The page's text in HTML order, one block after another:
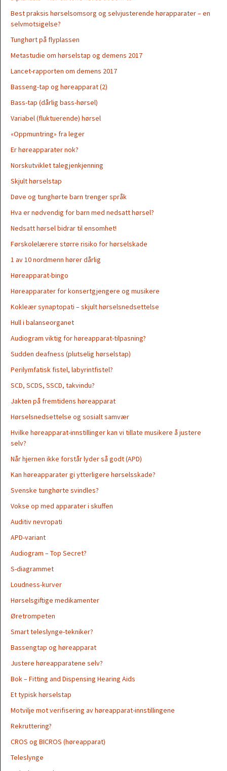
Best praksis hørselsomsorg og selvjusterende hørapparater – en
selvmotsigelse?
Tunghørt på flyplassen
Metastudie om hørselstap og demens 2017
Lancet-rapporten om demens 2017
Basseng-tap og høreapparat (2)
Bass-tap (dårlig bass-hørsel)
Variabel (fluktuerende) hørsel
«Oppmuntring» fra leger
Er høreapparater nok?
Norskutviklet talegjenkjenning
Skjult hørselstap
Døve og tunghørte barn trenger språk
Hva er nødvendig for barn med nedsatt hørsel?
Nedsatt hørsel bidrar til ensomhet!
Førskolelærere større risiko for hørselskade
1 av 10 nordmenn hører dårlig
Høreapparat-bingo
Høreapparater for konsertgjengere og musikere
Kokleær synaptopati – skjult hørselsnedsettelse
Hull i balanseorganet
Audiogram viktig for høreapparat-tilpasning?
Sudden deafness (plutselig hørselstap)
Perilymfatisk fistel, labyrintfistel?
SCD, SCDS, SSCD, takvindu?
Jakten på fremtidens høreapparat
Hørselsnedsettelse og sosialt samvær
Hvilke høreapparat-innstillinger kan vi tillate musikere å justere
selv?
Når hjernen ikke forstår lyder så godt (APD)
Kan høreapparater gi ytterligere hørselsskade?
Svenske tunghørte svindles?
Vokse op med apparater i skuffen
Auditiv nevropati
APD-variant
Audiogram – Top Secret?
S-diagrammet
Loudness-kurver
Hørselsgiftige medikamenter
Øretrompeten
Smart teleslynge-tekniker?
Bassengtap og høreapparat
Justere høreapparatene selv?
Bok – Fitting and Dispensing Hearing Aids
Et typisk hørselstap
Motvilje mot verifisering av høreapparat-innstillingene
Rekruttering?
CROS og BICROS (høreapparat)
Teleslynge